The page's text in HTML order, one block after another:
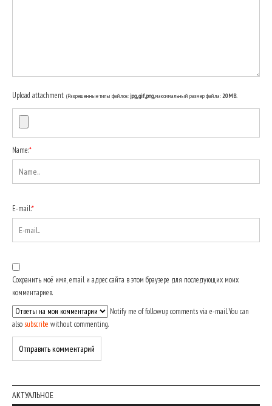
Upload attachment (Разрешенные типы файлов:jpg, gif, png, максимальный размер файла: 20MB.
Name:*
E-mail:*
Сохранить моё имя, email и адрес сайта в этом браузере для последующих моих
комментариев.
Notify me of followup comments via e-mail. You can
also subscribe without commenting.
АКТУАЛЬНОЕ